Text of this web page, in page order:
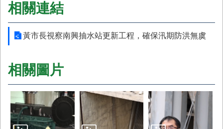
相關連結
黃市長視察南興抽水站更新工程，確保汛期防洪無虞
相關圖片